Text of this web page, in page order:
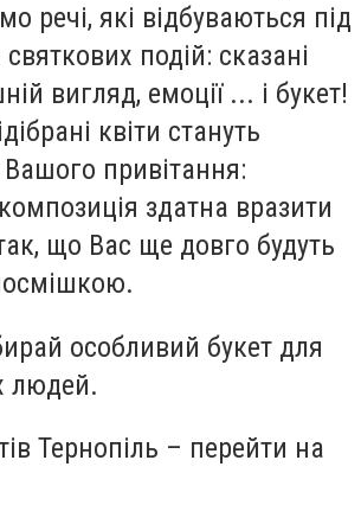
речі, які відбуваються під
подій: сказані
вигляд, емоції ... і букет!
квіти стануть
привітання:
здатна вразити
що Вас ще довго будуть
особливий букет для
людей.
Тернопіль – перейти на